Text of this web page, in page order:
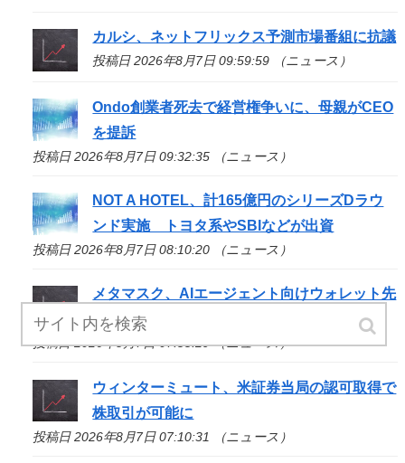
カルシ、ネットフリックス予測市場番組に抗議
投稿日 2026年8月7日 09:59:59 （ニュース）
Ondo創業者死去で経営権争いに、母親がCEO
を提訴
投稿日 2026年8月7日 09:32:35 （ニュース）
NOT A HOTEL、計165億円のシリーズDラウ
ンド実施 トヨタ系やSBIなどが出資
投稿日 2026年8月7日 08:10:20 （ニュース）
メタマスク、AIエージェント向けウォレット先
行公開
投稿日 2026年8月7日 07:55:29 （ニュース）
ウィンターミュート、米証券当局の認可取得で
株取引が可能に
投稿日 2026年8月7日 07:10:31 （ニュース）